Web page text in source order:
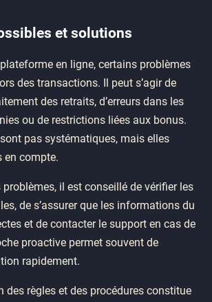
et solutions
en ligne, certains problèmes
des transactions. Il peut s’agir de
des retraits, d’erreurs dans les
ou de restrictions liées aux bonus.
pas systématiques, mais elles
en compte.
problèmes, il est conseillé de vérifier les
de s’assurer que les informations du
et de contacter le support en cas de
proactive permet souvent de
rapidement.
des règles et des procédures constitue